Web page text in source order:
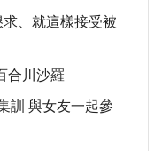
、就這樣接受被
合川沙羅
訓 與女友一起參